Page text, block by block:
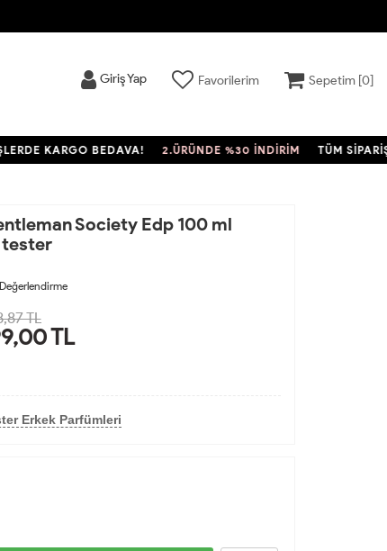
Giriş Yap Favorilerim Sepetim [0]
KARGO BEDAVA! 2.ÜRÜNDE %30 İNDİRİM TÜM
Society Edp 100 ml
tester
Değerlendirme
TL
TL
Erkek Parfümleri